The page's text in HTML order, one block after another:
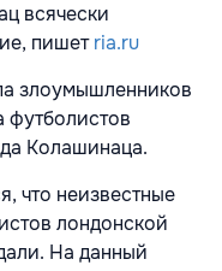
всячески
пишетria.ru
злоумышленников
Колашинаца.
что неизвестные
лондонской
На данный